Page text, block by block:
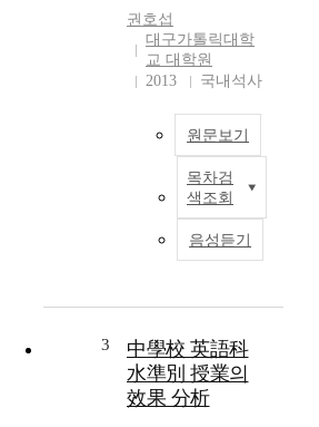
권호섭
대구가톨릭대학
교 대학원
2013
국내석사
원문보기
목차검
색조회
음성듣기
3
中學校 英語科
水準別 授業의
效果 分析